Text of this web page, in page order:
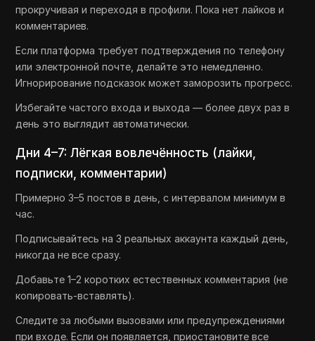
прокручивая и переходя в профили. Пока нет лайков и
комментариев.
Если платформа требует подтверждения по телефону
или электронной почте, делайте это немедленно.
Игнорирование подсказок может заморозить прогресс.
Избегайте частого входа и выхода — более двух раз в
день это выглядит автоматически.
Дни 4–7: Лёгкая вовлечённость (лайки,
подписки, комментарии)
Примерно 3–5 постов в день, с интервалом минимум в
час.
Подписывайтесь на 3 реальных аккаунта каждый день,
никогда не все сразу.
Добавьте 1–2 коротких естественных комментария (не
копировать-вставлять).
Следите за любыми вызовами или предупреждениями
при входе. Если он появляется, приостановите все